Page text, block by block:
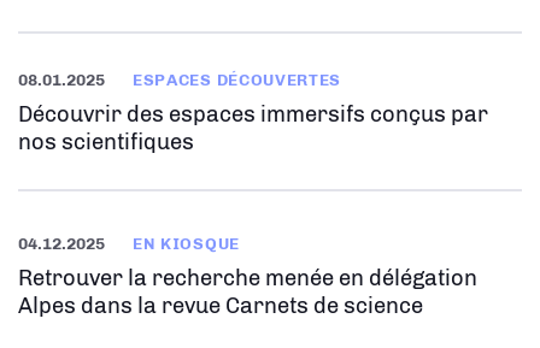
08.01.2025 ESPACES DÉCOUVERTES
Découvrir des espaces immersifs conçus par
nos scientifiques
04.12.2025 EN KIOSQUE
Retrouver la recherche menée en délégation
Alpes dans la revue Carnets de science